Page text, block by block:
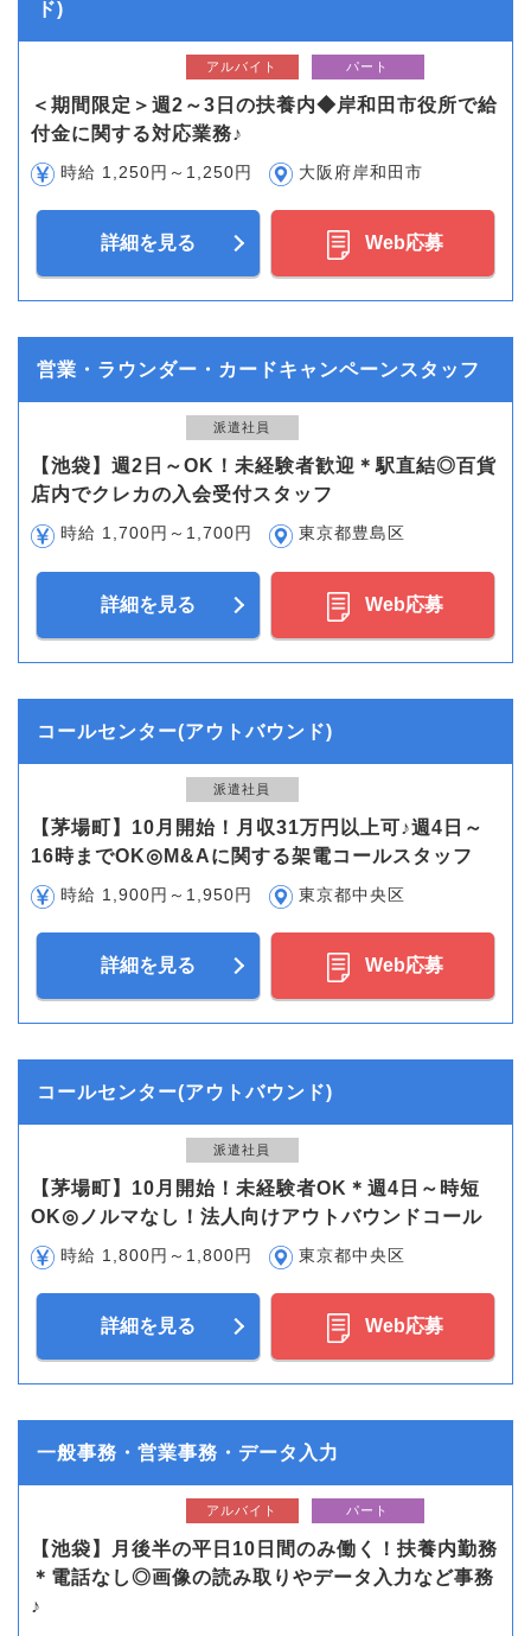
ド)
アルバイト パート
＜期間限定＞週2～3日の扶養内◆岸和田市役所で給
付金に関する対応業務♪
時給 1,250円～1,250円 大阪府岸和田市
詳細を見る Web応募
営業・ラウンダー・カードキャンペーンスタッフ
派遣社員
【池袋】週2日～OK！未経験者歓迎＊駅直結◎百貨
店内でクレカの入会受付スタッフ
時給 1,700円～1,700円 東京都豊島区
詳細を見る Web応募
コールセンター(アウトバウンド)
派遣社員
【茅場町】10月開始！月収31万円以上可♪週4日～
16時までOK◎M&Aに関する架電コールスタッフ
時給 1,900円～1,950円 東京都中央区
詳細を見る Web応募
コールセンター(アウトバウンド)
派遣社員
【茅場町】10月開始！未経験者OK＊週4日～時短
OK◎ノルマなし！法人向けアウトバウンドコール
時給 1,800円～1,800円 東京都中央区
詳細を見る Web応募
一般事務・営業事務・データ入力
アルバイト パート
【池袋】月後半の平日10日間のみ働く！扶養内勤務
＊電話なし◎画像の読み取りやデータ入力など事務
♪